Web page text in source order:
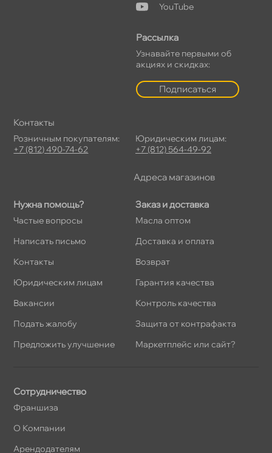
Нужна помощь?
Частые вопросы
Написать письмо
Контакты
Юридическим лицам
акансии
Подать жалобу
Предложить улучшение
Заказ и доставка
Масла оптом
Доставка и оплата
озврат
Гарантия качества
Контроль качества
Защита от контрафакта
Маркетплейс или сайт?
YouTube
Рассылка
Узнавайте первыми о
акциях и скидках:
Подписаться
Сотрудничество
Франшиза
О Компании
Арендодателям
Контакты
Розничным покупателям:
+7 (812) 490-74-62
Юридическим лицам:
+7 (812) 564-49-92
Адреса магазино